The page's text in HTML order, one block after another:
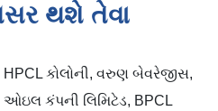
થશે તેવા
HPCL કોલોની, વરુણ બેવરેજીસ,
ઓઇલ કંપની લિમિટેડ, BPCL